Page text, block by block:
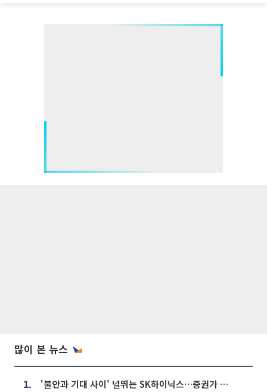
많이 본 뉴스
1. '불안과 기대 사이' 널뛰는 SK하이닉스…증권가 "HBM4·LTA 기반 펀터멘털 견고"